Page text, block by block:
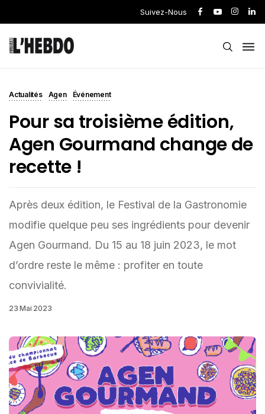
Suivez-Nous
Actualités Agen Événement
Pour sa troisième édition,
Agen Gourmand change de
recette !
Après deux édition, le Festival de la Gastronomie
modifie quelque peu ses ingrédients pour devenir
Agen Gourmand. Du 15 au 18 juin 2023, le mot
d’ordre reste le même : profiter en toute
convivialité.
23 Mai 2023